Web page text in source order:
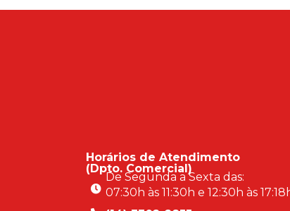
Horários de Atendimento
(Dpto. Comercial)
De Segunda a Sexta das:
07:30h às 11:30h e 12:30h às